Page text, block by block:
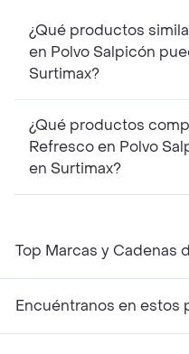
¿Qué productos
en Polvo Salpicón
Surtimax?
¿Qué productos
Refresco en Polvo
en Surtimax?
Top Marcas y Cadenas
Encuéntranos en estos